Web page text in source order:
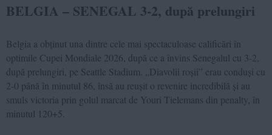
BELGIA – SENEGAL 3-2, după prelungiri
Belgia a obținut una dintre cele mai spectaculoase calificări în
optimile Cupei Mondiale 2026, după ce a învins Senegalul cu 3-2,
după prelungiri, pe Seattle Stadium. „Diavolii roșii” erau conduși cu
2-0 până în minutul 86, însă au reușit o revenire incredibilă și au
smuls victoria prin golul marcat de Youri Tielemans din penalty, în
minutul 120+5.